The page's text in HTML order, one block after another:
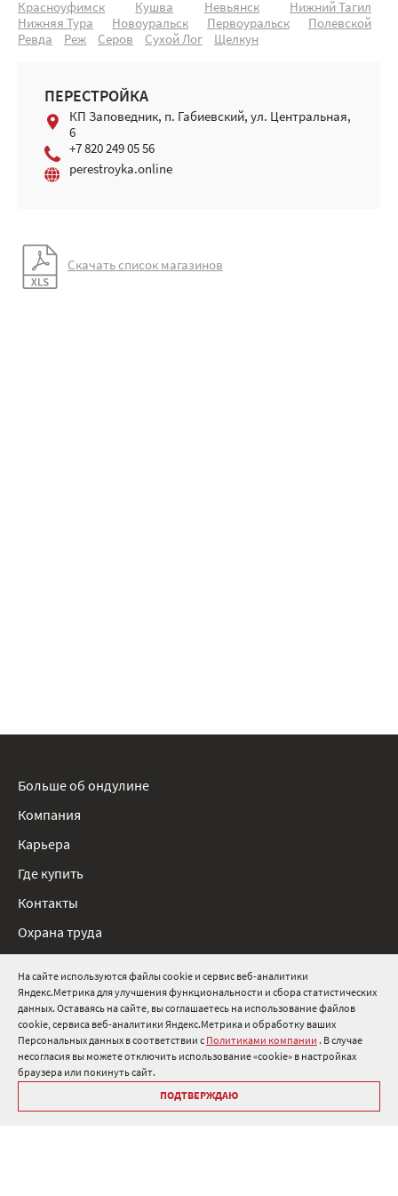
На сайте используются файлы cookie и сервис веб-аналитики
Яндекс.Метрика для улучшения функциональности и сбора статистических
данных. Оставаясь на сайте, вы соглашаетесь на использование файлов
cookie, сервиса веб-аналитики Яндекс.Метрика и обработку ваших
Персональных данных в соответствии с Политиками компании . В случае
несогласия вы можете отключить использование «cookie» в настройках
браузера или покинуть сайт.
ПОДТВЕРЖДАЮ
Красноуфимск
Кушва Невьянск
Нижний Тагил
Нижняя Тура
Новоуральск Первоуральск
Полевской
Ревда
Реж Серов Сухой Лог Щелкун
ПЕРЕСТРОЙКА
КП Заповедник, п. Габиевский, ул. Центральная,
6
+7 820 249 05 56
perestroyka.online
Скачать список магазинов
8 800 511 91 82
info@onduline.ru
Россия Беларусь Казахстан
Больше об ондулине
Компания
Карьера
Где купить
Контакты
Охрана труда